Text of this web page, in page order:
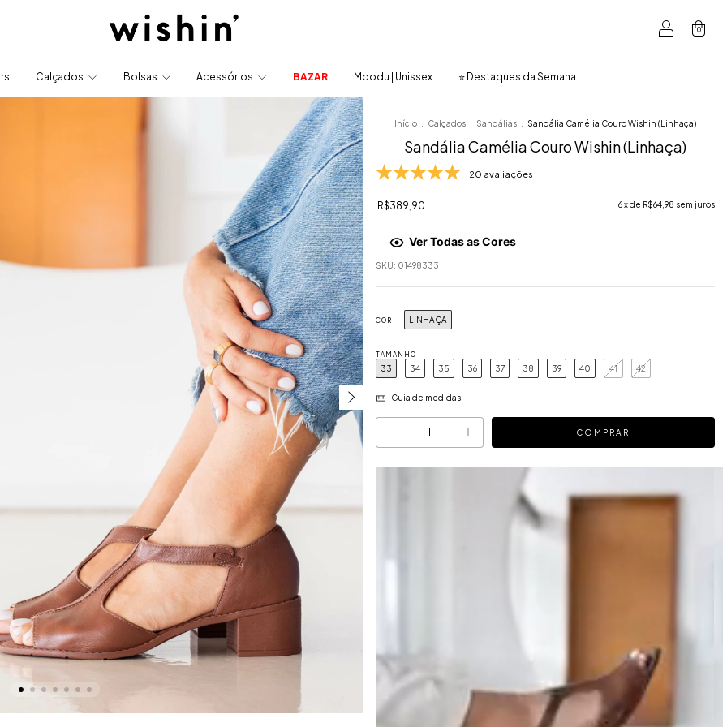
0
Calçados Bolsas Acessórios BAZAR Moodu | Unissex ⭐ Destaques da Semana
Início Calçados Sandálias Sandália Camélia Couro Wishin (Linhaça)
Sandália Camélia Couro Wishin (Linhaça)
20 avaliações
R$389,90 6x de R$64,98 sem juros
Ver Todas as Cores
SKU: 01498333
COR LINHAÇA
TAMANHO
33 34 35 36 37 38 39 40 41 42
Guia de medidas